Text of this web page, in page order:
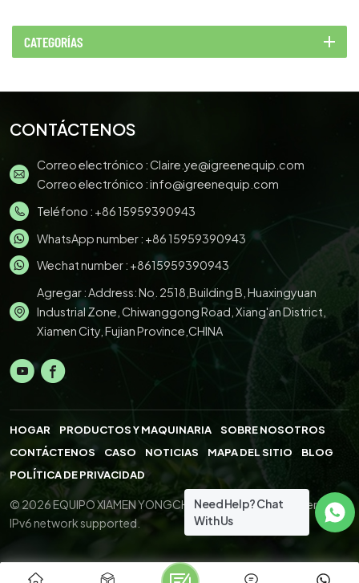
CATEGORÍAS
CONTÁCTENOS
Correo electrónico :Claire.ye@igreenequip.com
Correo electrónico :info@igreenequip.com
Teléfono : +86 15959390943
WhatsApp number : +86 15959390943
Wechat number : +8615959390943
Agregar : Address: No. 2518,Building B, Huaxingyuan
Industrial Zone, Chiwanggong Road, Xiang'an District,
Xiamen City, Fujian Province,CHINA
HOGAR PRODUCTOS Y MAQUINARIA
SOBRE NOSOTROS
CONTÁCTENOS
CASO NOTICIAS MAPA DEL SITIO
BLOG
POLÍTICA DE PRIVACIDAD
© 2026 EQUIPO XIAMEN YONGCHENG.,LTD. All Right Reserved.
IPv6 network supported.
Need Help? Chat
With Us